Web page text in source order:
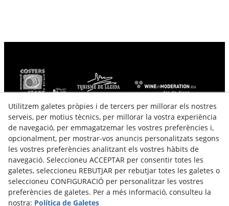
Ctra. LV-2101 km. 0,500
25340
Verdú Lleida
646558515 - 699960301
info@cellercercavins.com
De dilluns a divendres de 9:00 a 13:00 i de 15:00 a 19:00.
Visites en cap de setmana concretar per telèfon.
Avís Legal Política de Galetes
Utilitzem galetes pròpies i de tercers per millorar els nostres
serveis, per motius tècnics, per millorar la vostra experiència
de navegació, per emmagatzemar les vostres preferències i,
opcionalment, per mostrar-vos anuncis personalitzats segons
les vostres preferències analitzant els vostres hàbits de
navegació. Seleccioneu ACCEPTAR per consentir totes les
galetes, seleccioneu REBUTJAR per rebutjar totes les galetes o
seleccioneu CONFIGURACIÓ per personalitzar les vostres
preferències de galetes. Per a més informació, consulteu la
nostra: Política de Galetes